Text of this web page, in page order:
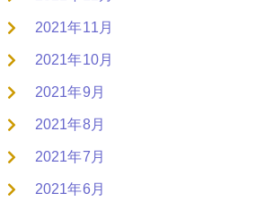
2021年11月
2021年10月
2021年9月
2021年8月
2021年7月
2021年6月